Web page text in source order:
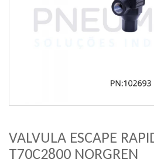
VALVULA ESCAPE
T70C2800 NORGREN